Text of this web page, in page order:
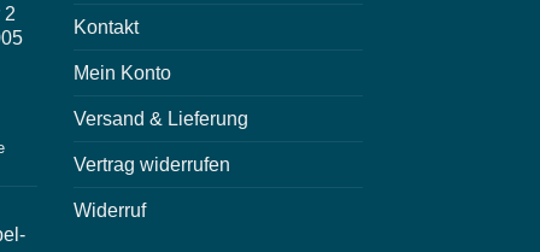
2
Kontakt
Mein Konto
Versand & Lieferung
Vertrag widerrufen
Widerruf